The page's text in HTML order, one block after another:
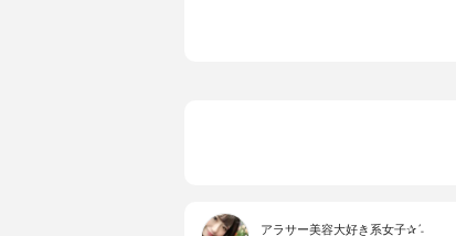
アラサー美容大好き系女子✰ˊ˗